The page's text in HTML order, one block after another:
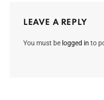
LEAVE A REPLY
You must be logged in to